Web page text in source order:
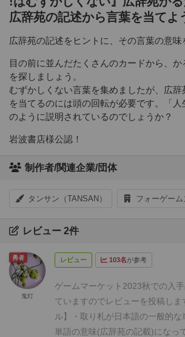
広辞苑の記述から言葉を当てよ
広辞苑の記述をヒントに、その言葉の意味
目の前に並んだたくさんのカードから、
を探しましょう。
むずかしくない言葉を集めましたが、広
を当てるのには頭の回転が必要です。「
のように説明されているのでしょうか？
岩波書店様公認！
制作者/関連企業/団体
タンサン（TANSAN） フォーゲーム
レビュー 2件
レビュー 103名が参考
ゲームマーケット2023秋での入手
ていますのでレビューを投稿しま
ル】
・取り札が日本語の一般的
単語の意味(広辞苑の記載)になっ
勇者
鬼灯